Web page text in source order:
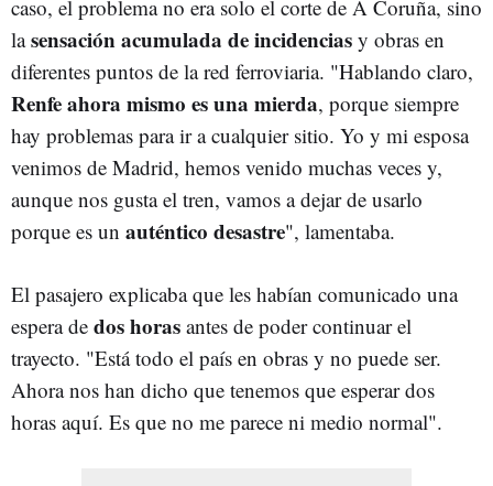
caso, el problema no era solo el corte de A Coruña, sino
lasensación acumulada de incidencias y obras en
diferentes puntos de la red ferroviaria. "Hablando claro,
Renfe ahora mismo es una mierda, porque siempre
hay problemas para ir a cualquier sitio. Yo y mi esposa
venimos de Madrid, hemos venido muchas veces y,
aunque nos gusta el tren, vamos a dejar de usarlo
porque es un auténtico desastre", lamentaba.
El pasajero explicaba que les habían comunicado una
espera de dos horas antes de poder continuar el
trayecto. "Está todo el país en obras y no puede ser.
Ahora nos han dicho que tenemos que esperar dos
horas aquí. Es que no me parece ni medio normal".